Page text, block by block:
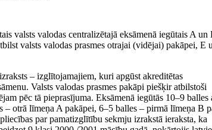
valsts valodas centralizētajā eksāmenā iegūtais A un
valsts valodas prasmes otrajai (vidējai) pakāpei, E
– izglītojamajiem, kuri apgūst akreditētas
Valsts valodas prasmes pakāpi piešķir atbilstoši
pēc tā pieprasījuma. Eksāmenā iegūtās 10–9 balles
otrā līmeņa A pakāpei, 6–5 balles – pirmā līmeņa B
par pamatizglītību sekmju izrakstā ieraksta, ka